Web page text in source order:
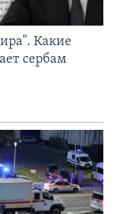
Какие
сербам